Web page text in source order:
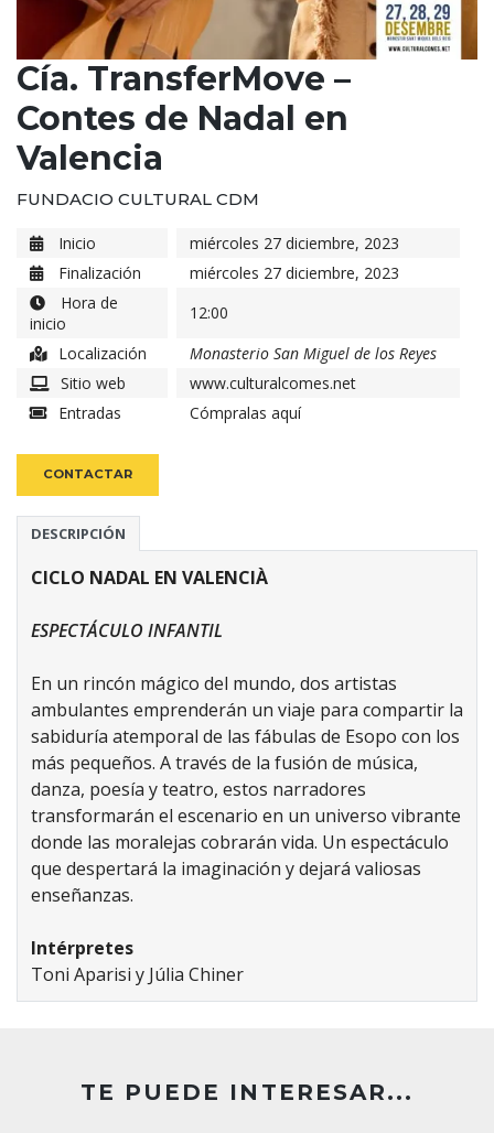
Cía. TransferMove –
Contes de Nadal en
Valencia
FUNDACIO CULTURAL CDM
Inicio
miércoles 27 diciembre, 2023
Finalización
miércoles 27 diciembre, 2023
Hora de
inicio
12:00
Localización
Monasterio San Miguel de los Reyes
Sitio web
www.culturalcomes.net
Entradas
Cómpralas aquí
CONTACTAR
DESCRIPCIÓN
CICLO NADAL EN VALENCIÀ
ESPECTÁCULO INFANTIL
En un rincón mágico del mundo, dos artistas
ambulantes emprenderán un viaje para compartir la
sabiduría atemporal de las fábulas de Esopo con los
más pequeños. A través de la fusión de música,
danza, poesía y teatro, estos narradores
transformarán el escenario en un universo vibrante
donde las moralejas cobrarán vida. Un espectáculo
que despertará la imaginación y dejará valiosas
enseñanzas.
Intérpretes
Toni Aparisi y Júlia Chiner
TE PUEDE INTERESAR...